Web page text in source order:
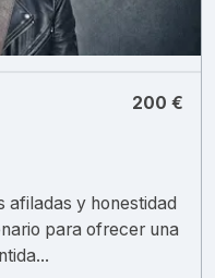
200 €
afiladas y honestidad
para ofrecer una